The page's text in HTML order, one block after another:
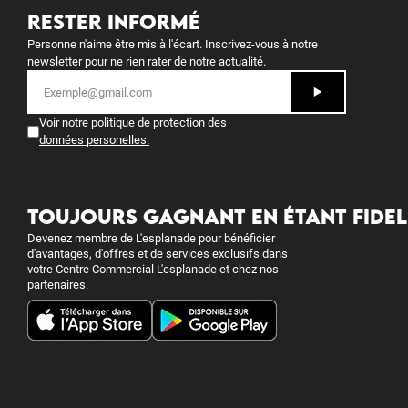
RESTER INFORMÉ
Personne n'aime être mis à l'écart. Inscrivez-vous à notre
newsletter pour ne rien rater de notre actualité.
Voir notre politique de protection des
données personelles.
TOUJOURS GAGNANT EN ÉTANT
Devenez membre de L'esplanade pour bénéficier
d'avantages, d'offres et de services exclusifs dans
votre Centre Commercial L'esplanade et chez nos
partenaires.